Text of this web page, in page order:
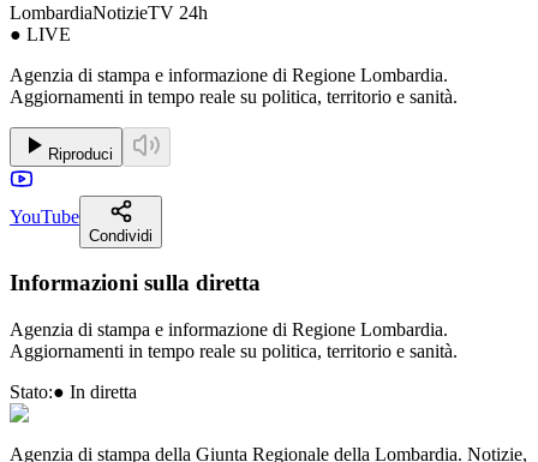
LombardiaNotizieTV 24h
● LIVE
Agenzia di stampa e informazione di Regione Lombardia.
Aggiornamenti in tempo reale su politica, territorio e sanità.
Riproduci
YouTube
Condividi
Informazioni sulla diretta
Agenzia di stampa e informazione di Regione Lombardia.
Aggiornamenti in tempo reale su politica, territorio e sanità.
Stato:● In diretta
Agenzia di stampa della Giunta Regionale della Lombardia. Notizie,